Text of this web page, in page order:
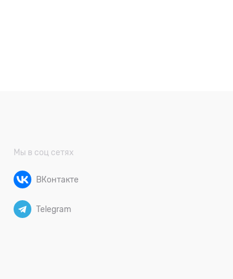
Мы в соц сетях
ВКонтакте
Telegram